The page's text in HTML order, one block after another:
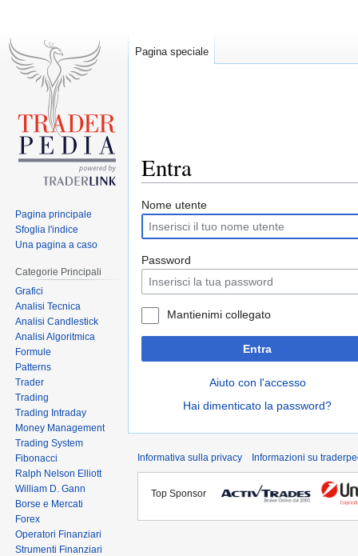
Entra
Jump
to
navigation
Jump
to
search
Nome utente
Password
Mantienimi collegato
Entra
Aiuto con l'accesso
Hai dimenticato la password?
Pagina speciale
Pagina principale
Sfoglia l'indice
Una pagina a caso
Categorie Principali
Grafici
Analisi Tecnica
Analisi Candlestick
Analisi Algoritmica
Formule
Patterns
Trader
Trading
Trading Intraday
Money Management
Trading System
Fibonacci
Ralph Nelson Elliott
William D. Gann
Borse e Mercati
Forex
Operatori Finanziari
Strumenti Finanziari
Informativa sulla privacy Informazioni su
Top Sponsor